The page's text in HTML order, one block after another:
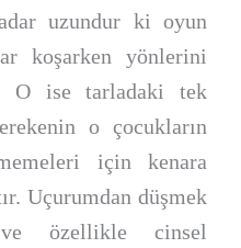
uzundur ki oyun
koşarken yönlerini
O ise tarladaki tek
o çocukların
için kenara
Uçurumdan düşmek
özellikle cinsel